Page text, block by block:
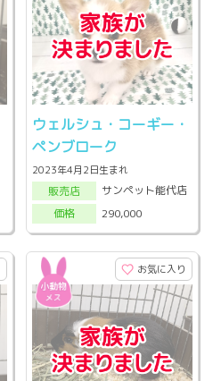
ウェルシュ・コーギー・
ペンブローク
2023年4月2日生まれ
販売店
サンペット能代店
価格
290,000
お気に入り